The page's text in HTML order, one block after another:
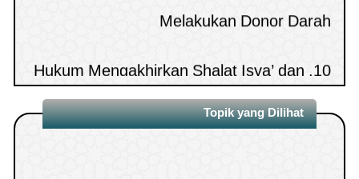
10.
Hukum Mengakhirkan Shalat Isya’ dan
Zhuhur Dari Awal Waktunya
Topik yang Dilihat